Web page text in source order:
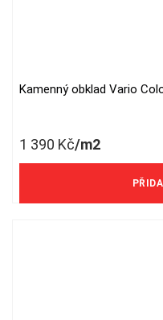
Kamenný obklad Vario
1 390 Kč/m2
1 149 Kč/m2 bez DPH